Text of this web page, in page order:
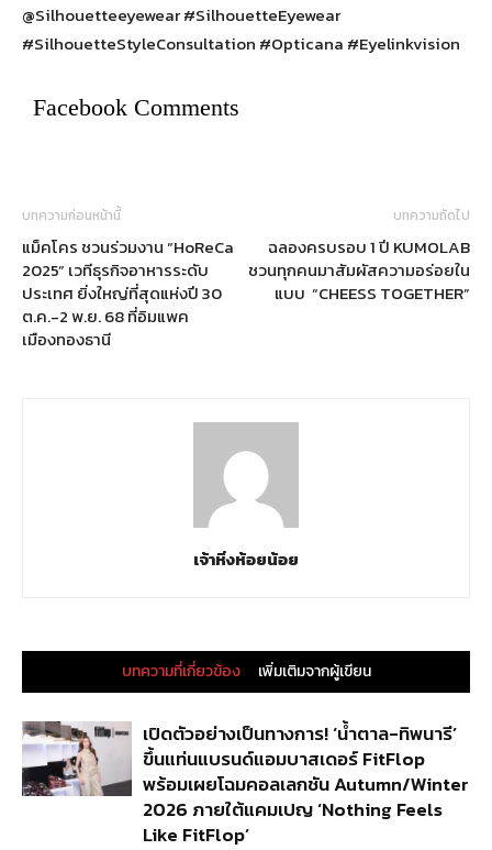
@Silhouetteeyewear #SilhouetteEyewear
#SilhouetteStyleConsultation #Opticana #Eyelinkvision
Facebook Comments
บทความก่อนหน้านี้
แม็คโคร ชวนร่วมงาน “HoReCa
2025” เวทีธุรกิจอาหารระดับ
ประเทศ ยิ่งใหญ่ที่สุดแห่งปี 30
ต.ค.-2 พ.ย. 68 ที่อิมแพค
เมืองทองธานี
บทความถัดไป
ฉลองครบรอบ 1 ปี KUMOLAB
ชวนทุกคนมาสัมผัสความอร่อยใน
แบบ “CHEESS TOGETHER”
เจ้าหิ่งห้อยน้อย
บทความที่เกี่ยวข้อง เพิ่มเติมจากผู้เขียน
เปิดตัวอย่างเป็นทางการ! ‘น้ำตาล-ทิพนารี’
ขึ้นแท่นแบรนด์แอมบาสเดอร์ FitFlop
พร้อมเผยโฉมคอลเลกชัน Autumn/Winter
2026 ภายใต้แคมเปญ ‘Nothing Feels
Like FitFlop’